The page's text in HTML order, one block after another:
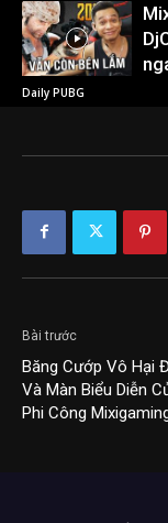
Daily PUBG
Bài trước
Băng Cướp Vô Hại
Và Màn Biểu Diễn
Phi Công